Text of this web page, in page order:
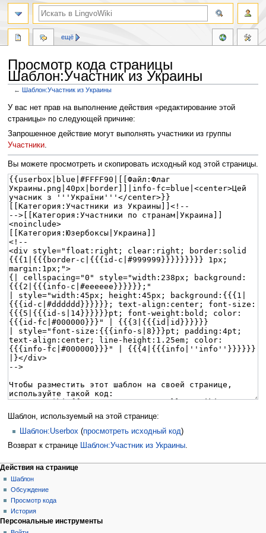
Просмотр кода страницы
Шаблон:Участник из Украины
←Шаблон:Участник из Украины
Перейти
к
навигации
Перейти
к
поиску
У вас нет прав на выполнение действия «редактирование этой
страницы» по следующей причине:
Запрошенное действие могут выполнять участники из группы
Участники.
Вы можете просмотреть и скопировать исходный код этой страницы.
Шаблон, используемый на этой странице:
Шаблон:Userbox (просмотреть исходный код)
Возврат к странице Шаблон:Участник из Украины.
Действия на странице
Шаблон
Обсуждение
Просмотр кода
История
ещё
Персональные инструменты